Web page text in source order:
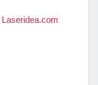
Laseridea.com